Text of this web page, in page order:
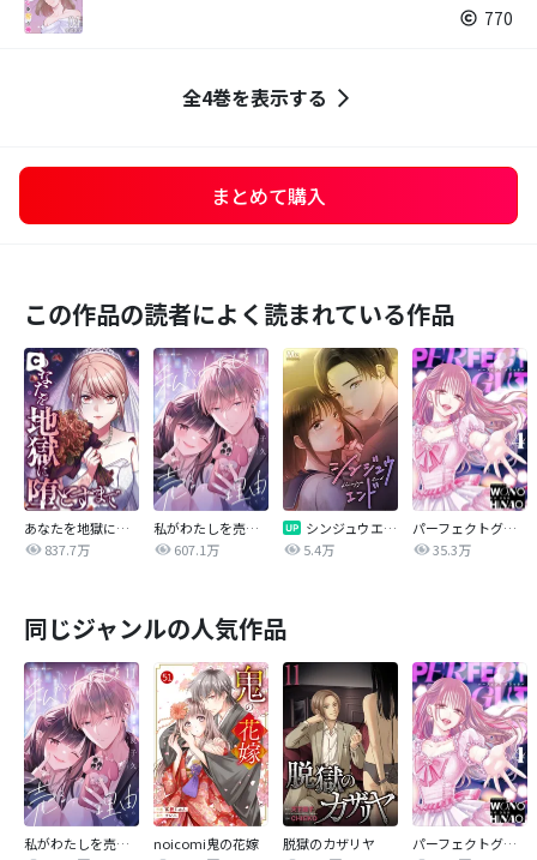
770
全4巻を表示する
まとめて購入
この作品の読者によく読まれている作品
あなたを地獄に堕とすまで
837.7万
私がわたしを売る理由
607.1万
シンジュウエンド【タテヨミ】
5.4万
パーフェクトグリッター
35.3万
同じジャンルの人気作品
私がわたしを売る理由
noicomi鬼の花嫁
脱獄のカザリヤ
パーフェクトグリッター